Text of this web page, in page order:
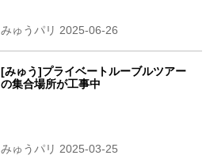
みゅうパリ 2025-06-26
[みゅう]プライベートルーブルツアー
の集合場所が工事中
みゅうパリ 2025-03-25